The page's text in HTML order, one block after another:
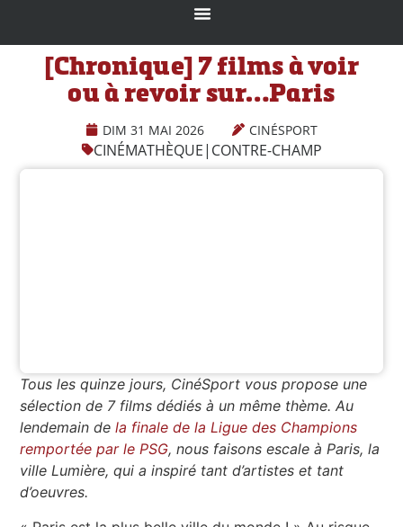
[Chronique] 7 films à voir
ou à revoir sur…Paris
DIM 31 MAI 2026 CINÉSPORT
CINÉMATHÈQUE| CONTRE-CHAMP
Tous les quinze jours, CinéSport vous propose une
sélection de 7 films dédiés à un même thème. Au
lendemain dela finale de la Ligue des Champions
remportée par le PSG, nous faisons escale à Paris, la
ville Lumière, qui a inspiré tant d’artistes et tant
d’oeuvres.